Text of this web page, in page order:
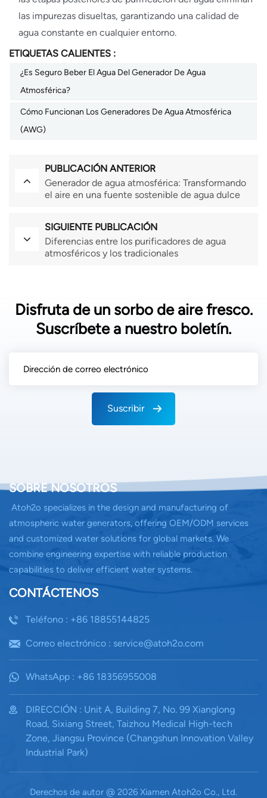
las impurezas disueltas, garantizando una calidad de
agua constante en cualquier entorno.
ETIQUETAS CALIENTES :
¿Es Seguro Beber El Agua Del Generador De Agua
Atmosférica?
Cómo Funcionan Los Generadores De Agua Atmosférica
(AWG)
PUBLICACIÓN ANTERIOR
Generador de agua atmosférica: Transformando
el aire en una fuente sostenible de agua dulce
SIGUIENTE PUBLICACIÓN
Diferencias entre los purificadores de agua
atmosféricos y los tradicionales
Disfruta de un sorbo de aire fresco.
Suscríbete a nuestro boletín.
Suscribir
SOBRE NOSOTROS
Atoh2o specializes in the design and manufacturing of
atmospheric water generators, offering OEM/ODM services
and customized water solutions for global markets. We
combine engineering expertise with reliable production
capabilities to deliver efficient water systems.
CONTÁCTENOS
Teléfono : +86 18855144825
Correo electrónico : service@atoh2o.com
WhatsApp : +86 18356955008
DIRECCIÓN : Unit A, Building 7, No. 99 Xianglong
Road, Sixiang Street, Taizhou Medical High-tech
Zone, Jiangsu Province (Changshun Innovation Valley
Industrial Park)
Derechos de autor @ 2026 Xiamen Atoh2o Co., Ltd.